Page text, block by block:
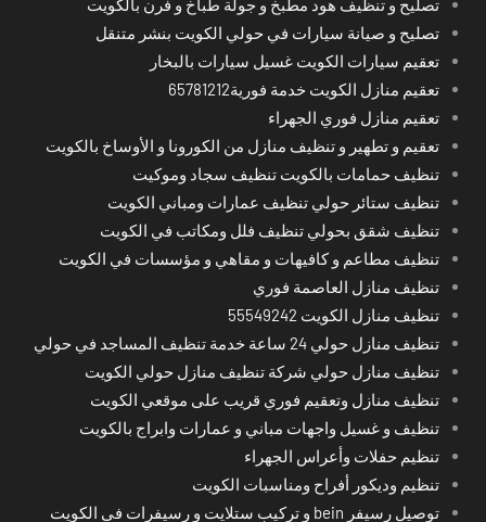
تصليح و تنظيف هود مطبخ و جولة طباخ و فرن بالكويت
تصليح و صيانة سيارات في حولي الكويت بنشر متنقل
تعقيم سيارات الكويت غسيل سيارات بالبخار
تعقيم منازل الكويت خدمة فورية65781212
تعقيم منازل فوري الجهراء
تعقيم و تطهير و تنظيف منازل من الكورونا و الأوساخ بالكويت
تنظيف حمامات بالكويت تنظيف سجاد وموكيت
تنظيف ستائر حولي تنظيف عمارات ومباني الكويت
تنظيف شقق بحولي تنظيف فلل ومكاتب في الكويت
تنظيف مطاعم و كافيهات و مقاهي و مؤسسات في الكويت
تنظيف منازل العاصمة فوري
تنظيف منازل الكويت 55549242
تنظيف منازل حولي 24 ساعة خدمة تنظيف المساجد في حولي
تنظيف منازل حولي شركة تنظيف منازل حولي الكويت
تنظيف منازل وتعقيم فوري قريب على موقعي الكويت
تنظيف و غسيل واجهات مباني و عمارات وابراج بالكويت
تنظيم حفلات وأعراس الجهراء
تنظيم وديكور أفراح ومناسبات الكويت
توصيل رسيفر bein و تركيب ستلايت و رسيفرات في الكويت